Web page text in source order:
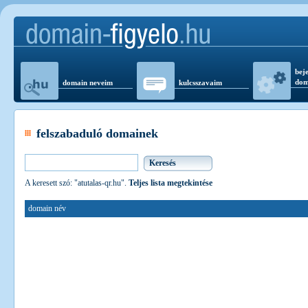
domain neveim kulcsszavaim
felszabaduló domainek
A keresett szó: "atutalas-qr.hu". Teljes lista megtekintése
domain név